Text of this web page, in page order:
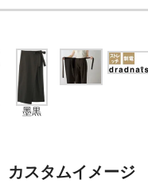
墨黒
カスタムイメージ